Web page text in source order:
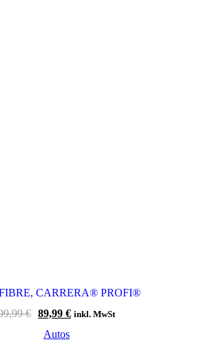
CARRERA® PROFI®
€ Ursprünglicher
war:
89,99 €Aktueller
inkl. MwSt
Autos